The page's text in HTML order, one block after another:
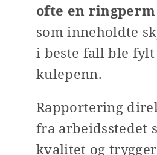
ofte en ringperm
som inneholdte
i beste fall ble
kulepenn.
Rapportering
fra arbeidsstedet
kvalitet og